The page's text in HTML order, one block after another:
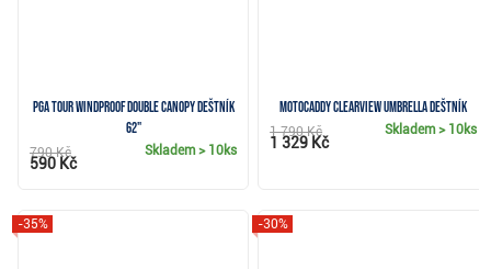
PGA Tour Windproof Double Canopy deštník
62"
Skladem> 10ks
790 Kč
590 Kč
Motocaddy Clearview Umbrella deštník
Skladem> 10ks
1 790 Kč
1 329 Kč
-35% -30%